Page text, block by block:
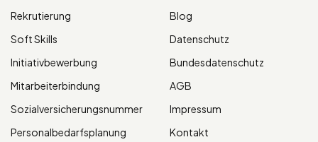
Rekrutierung
Soft Skills
Initiativbewerbung
Mitarbeiterbindung
Sozialversicherungsnummer
Personalbedarfsplanung
Blog
Datenschutz
Bundesdatenschutz
AGB
Impressum
Kontakt